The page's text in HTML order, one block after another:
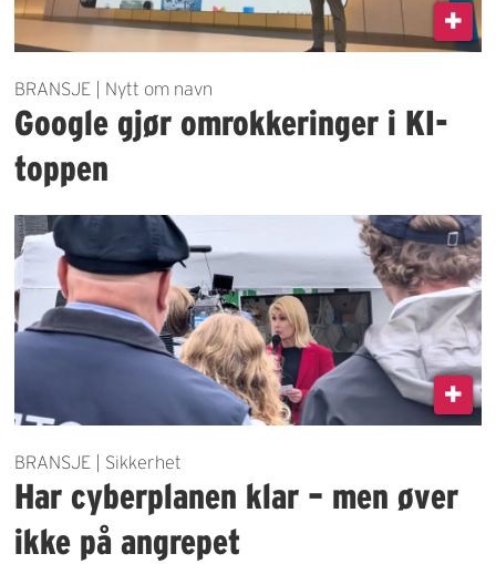
BRANSJE | Nytt om navn
Google gjør omrokkeringer i KI-
toppen
BRANSJE | Sikkerhet
Har cyberplanen klar – men øver
ikke på angrepet